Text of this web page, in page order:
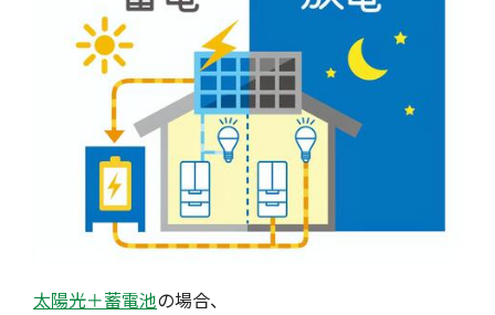
太陽光＋蓄電池の場合、